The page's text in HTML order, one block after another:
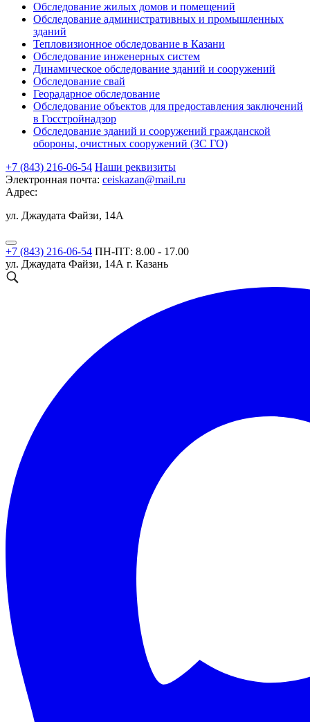
Обследование жилых домов и помещений
Обследование административных и промышленных
зданий
Тепловизионное обследование в Казани
Обследование инженерных систем
Динамическое обследование зданий и сооружений
Обследование свай
Георадарное обследование
Обследование объектов для предоставления заключений
в Госстройнадзор
Обследование зданий и сооружений гражданской
обороны, очистных сооружений (ЗС ГО)
+7 (843) 216-06-54 Наши реквизиты
Электронная почта: ceiskazan@mail.ru
Адрес:
ул. Джаудата Файзи, 14А
+7 (843) 216-06-54 ПН-ПТ: 8.00 - 17.00
ул. Джаудата Файзи, 14А г. Казань